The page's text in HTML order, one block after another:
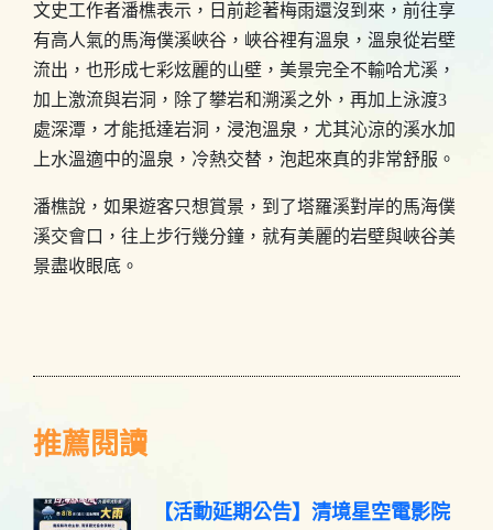
文史工作者潘樵表示，日前趁著梅雨還沒到來，前往享
有高人氣的馬海僕溪峽谷，峽谷裡有溫泉，溫泉從岩壁
流出，也形成七彩炫麗的山壁，美景完全不輸哈尤溪，
加上激流與岩洞，除了攀岩和溯溪之外，再加上泳渡3
處深潭，才能抵達岩洞，浸泡溫泉，尤其沁涼的溪水加
上水溫適中的溫泉，冷熱交替，泡起來真的非常舒服。
潘樵說，如果遊客只想賞景，到了塔羅溪對岸的馬海僕
溪交會口，往上步行幾分鐘，就有美麗的岩壁與峽谷美
景盡收眼底。
推薦閱讀
【活動延期公告】清境星空電影院